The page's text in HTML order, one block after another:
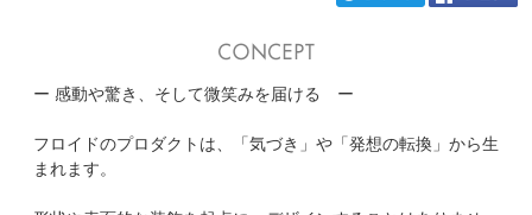
ブランド Floyd
カテゴリ
ー 感動や驚き、そして微笑みを届ける ー
フロイドのプロダクトは、「気づき」や「発想の転換」から生
まれます。